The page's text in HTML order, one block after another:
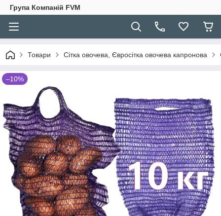
Група Компаній FVM
Товари Сітка овочева, Євросітка овочева капронова
–10%